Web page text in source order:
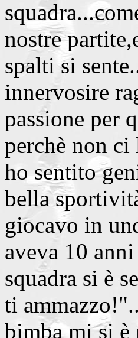
nostre
spalti si
innervosire
passione per
perchè non ci
ho sentito
bella
giocavo in
aveva 10
squadra si è
ti
bimba mi si è